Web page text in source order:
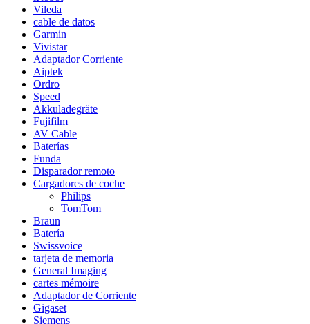
Vileda
cable de datos
Garmin
Vivistar
Adaptador Corriente
Aiptek
Ordro
Speed
Akkuladegräte
Fujifilm
AV Cable
Baterías
Funda
Disparador remoto
Cargadores de coche
Philips
TomTom
Braun
Batería
Swissvoice
tarjeta de memoria
General Imaging
cartes mémoire
Adaptador de Corriente
Gigaset
Siemens